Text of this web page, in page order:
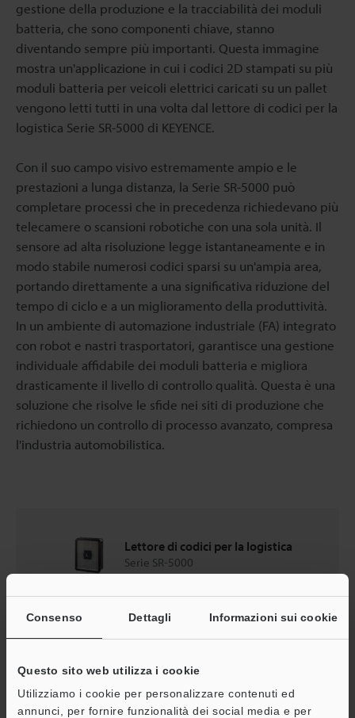
Consenso Dettagli Informazioni sui cookie
Questo sito web utilizza i cookie
Utilizziamo i cookie per personalizzare contenuti ed
annunci, per fornire funzionalità dei social media e per
gestione della produzione e la tracciabilità dei moduli
batteria, che sono componenti chiave, stanno
diventando sempre più importanti. Questa immagine
mostra un'applicazione in cui i codici 2D stampati su più
moduli batteria per veicoli elettrici caricati su un pallet
vengono letti tutti in una volta dal lettore di codici per la
logistica Serie SR-5000 di KEYENCE.
Con il suo campo visivo estremamente ampio e le
prestazioni a lunga distanza, la Serie SR-5000 può
completare processi che in precedenza richiedevano più
telecamere o scansioni robotiche con una sola unità. Il
sensore ad alta risoluzione legge istantaneamente e in
modo stabile numerosi codici sparsi su un'ampia area,
portando direttamente a una significativa riduzione del
tempo di ciclo e a un miglioramento della produttività.
In un ambiente di automazione industriale (FA) integrato
con robot e nastri trasportatori, garantisce una gestione
individuale affidabile dei moduli batteria e migliora
drasticamente il livello di controllo qualità. Questa è una
soluzione che risolve le sfide nei siti di produzione che
richiedono un controllo di processo avanzato, compresa
l'industria automobilistica.
Lettore di codici per la logistica
Serie SR-5000
Cataloghi